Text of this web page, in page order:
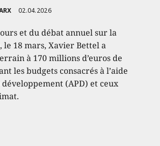
02.04.2026
et du débat annuel sur la
le 18 mars, Xavier Bettel a
à 170 millions d’euros de
les budgets consacrés à l’aide
(APD) et ceux